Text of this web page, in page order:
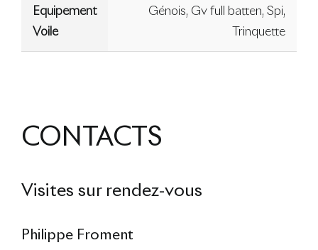
Equipement
Voile
Génois, Gv full batten, Spi,
Trinquette
CONTACTS
Visites sur rendez-vous
Philippe Froment